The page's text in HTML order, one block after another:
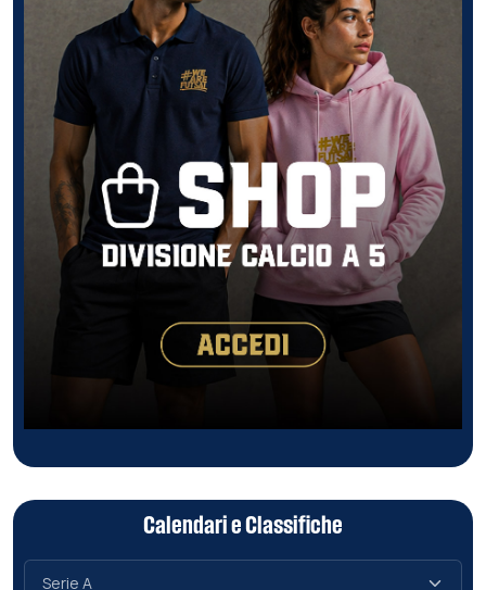
Calendari e Classifiche